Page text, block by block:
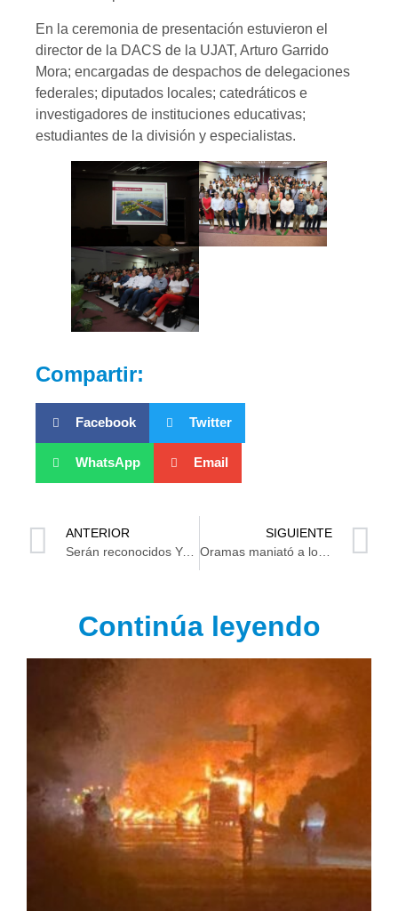
En la ceremonia de presentación estuvieron el
director de la DACS de la UJAT, Arturo Garrido
Mora; encargadas de despachos de delegaciones
federales; diputados locales; catedráticos e
investigadores de instituciones educativas;
estudiantes de la división y especialistas.
Compartir:
Facebook Twitter
WhatsApp Email
ANTERIOR
Serán reconocidos Yadira Silva y Juan Pablo Oramas en sesión del Consejo del SINADE
SIGUIENTE
Oramas maniató a los Bravos, en el nuevo parque Centenario 27 de Febrero
Continúa leyendo